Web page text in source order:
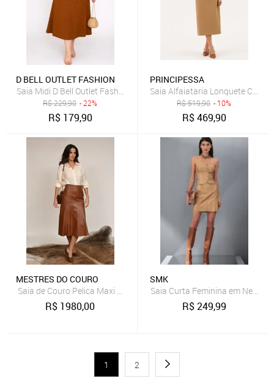
D BELL OUTLET FASHION
Saia Midi D Bell Outlet Fashion Plus Size Lisa Caramelo
R$229,90 - 22%
R$ 179,90
PRINCIPESSA
Saia Alfaiataria Longuete
R$519,90 - 10%
R$469,90
MESTRES DO COURO
Saia de Couro Pelica Maxi Maldivas Caramelo
R$ 1980,00
SMK
Saia Curta Feminina em Neo
R$249,99
1 2